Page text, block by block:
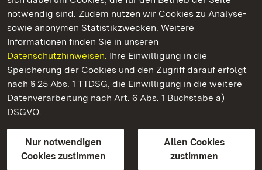
notwendig sind. Zudem nutzen wir Cookies zu Analyse-
sowie anonymen Statistikzwecken. Weitere
Informationen finden Sie in unseren
Datenschutzhinweisen. Ihre Einwilligung in die
Speicherung der Cookies und den Zugriff darauf erfolgt
nach § 25 Abs. 1 TTDSG, die Einwilligung in die weitere
Datenverarbeitung nach Art. 6 Abs. 1 Buchstabe a)
DSGVO.
Nur notwendigen
Cookies zustimmen
Allen Cookies
zustimmen
Schloss und Schlossgarten Schwetzingen
Staatliche Schlösser und Gärten Baden-Württemberg
Kontakt
GebärdenspracheLeichte Sprache
Erklärung zur Barrierefreiheit
BITV-konform (geprüfte Seiten)